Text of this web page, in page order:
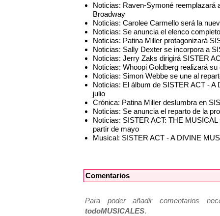
Noticias: Raven-Symoné reemplazará
Broadway
Noticias: Carolee Carmello será la
Noticias: Se anuncia el elenco
Noticias: Patina Miller protagonizará
Noticias: Sally Dexter se incorpora a
Noticias: Jerry Zaks dirigirá SISTER
Noticias: Whoopi Goldberg realizará
Noticias: Simon Webbe se une al
Noticias: El álbum de SISTER ACT -
julio
Crónica: Patina Miller deslumbra en
Noticias: Se anuncia el reparto de la
Noticias: SISTER ACT: THE
partir de mayo
Musical: SISTER ACT - A DIVINE
Comentarios
Para poder añadir comentarios
todoMUSICALES.